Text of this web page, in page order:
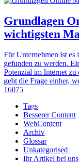
Grundlagen
wichtigsten
Für Unternehmen ist es
gefunden zu werden.
Potenzial im Internet
geht die Frage einher,
16075
Tags
Besserer Content
WebContent
Archiv
Glossar
Unkategorised
Ihr Artikel bei uns